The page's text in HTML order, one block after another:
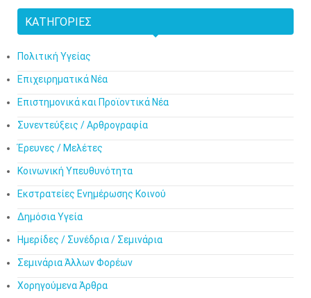
ΚΑΤΗΓΟΡΊΕΣ
Πολιτική Υγείας
Επιχειρηματικά Νέα
Επιστημονικά και Προϊοντικά Νέα
Συνεντεύξεις / Αρθρογραφία
Έρευνες / Μελέτες
Κοινωνική Υπευθυνότητα
Εκστρατείες Ενημέρωσης Κοινού
Δημόσια Υγεία
Ημερίδες / Συνέδρια / Σεμινάρια
Σεμινάρια Άλλων Φορέων
Χορηγούμενα Άρθρα